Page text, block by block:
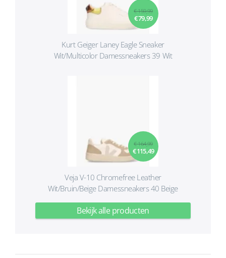
€ 159,99
€ 79,99
Kurt Geiger Laney Eagle Sneaker
Wit/Multicolor Damessneakers 39 Wit
€ 164,99
€ 115,49
Veja V-10 Chromefree Leather
Wit/Bruin/Beige Damessneakers 40 Beige
Bekijk alle producten